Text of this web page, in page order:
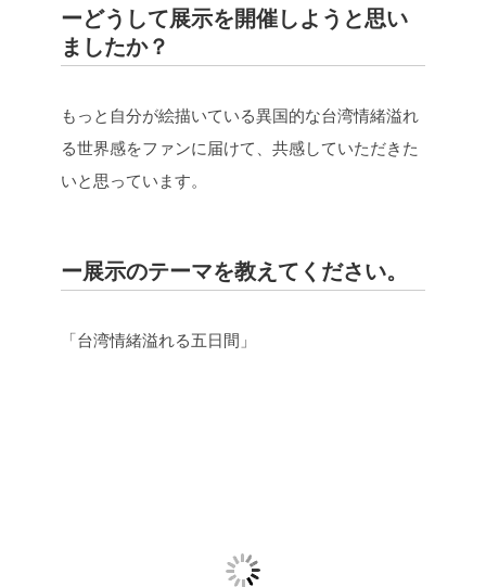
ーどうして展示を開催しようと思い
ましたか？
もっと自分が絵描いている異国的な台湾情緒溢れ
る世界感をファンに届けて、共感していただきた
いと思っています。
ー展示のテーマを教えてください。
「台湾情緒溢れる五日間」